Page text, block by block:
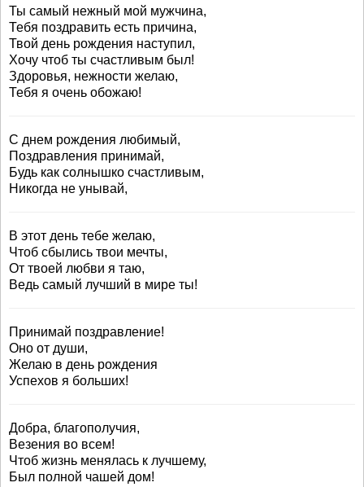
Ты самый нежный мой мужчина,
Тебя поздравить есть причина,
Твой день рождения наступил,
Хочу чтоб ты счастливым был!
Здоровья, нежности желаю,
Тебя я очень обожаю!
С днем рождения любимый,
Поздравления принимай,
Будь как солнышко счастливым,
Никогда не унывай,
В этот день тебе желаю,
Чтоб сбылись твои мечты,
От твоей любви я таю,
Ведь самый лучший в мире ты!
Принимай поздравление!
Оно от души,
Желаю в день рождения
Успехов я больших!
Добра, благополучия,
Везения во всем!
Чтоб жизнь менялась к лучшему,
Был полной чашей дом!